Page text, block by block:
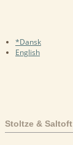
*Dansk
English
Stoltze & Saltoft